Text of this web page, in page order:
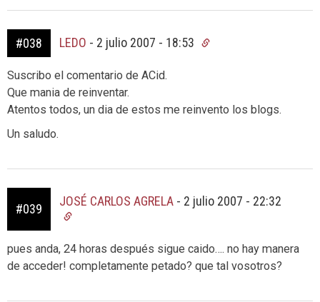
#038 LEDO - 2 julio 2007 - 18:53
Suscribo el comentario de ACid.
Que mania de reinventar.
Atentos todos, un dia de estos me reinvento los blogs.
Un saludo.
#039
JOSÉ CARLOS AGRELA - 2 julio 2007 - 22:32
pues anda, 24 horas después sigue caido…. no hay manera
de acceder! completamente petado? que tal vosotros?